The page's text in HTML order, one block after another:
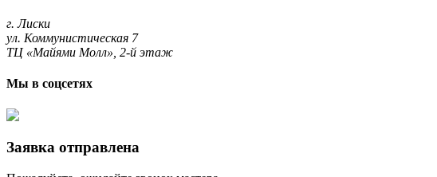
г. Лиски
ул. Коммунистическая 7
ТЦ «Майями Молл», 2-й этаж
Мы в соцсетях
Заявка отправлена